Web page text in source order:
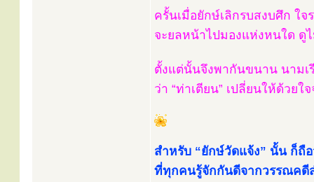
ครั้นเมื่อยักษ์เลิกรบสงบศึก ใ
จะยลหน้าไปมองแห่งหนใด ดู
ตั้งแต่นั้นจึงพากันขนาน นาม
ว่า “ท่าเตียน” เปลี่ยนให้ด้วย
สำหรับ “ยักษ์วัดแจ้ง” นั้น ก็ถื
ที่ทุกคนรู้จักกันดีจากวรรณคดี